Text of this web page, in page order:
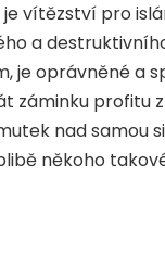
vítězství pro
a
je oprávněné a
záminku profitu
nad samou
někoho